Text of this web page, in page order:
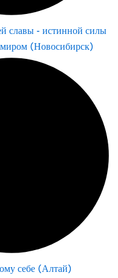
славы - истинной силы
(Новосибирск)
себе (Алтай)